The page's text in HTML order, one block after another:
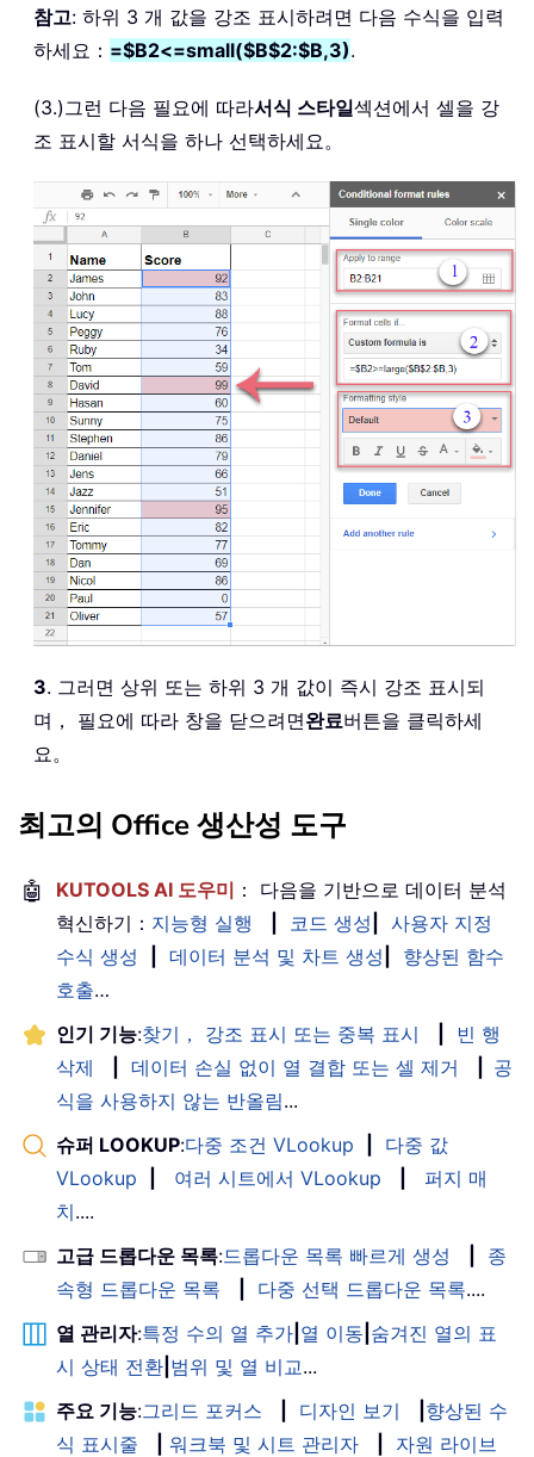
참고: 하위 3 개 값을 강조 표시하려면 다음 수식을 입력
하세요： =$B2<=small($B$2:$B,3).
(3.)그런 다음 필요에 따라서식 스타일섹션에서 셀을 강
조 표시할 서식을 하나 선택하세요。
3. 그러면 상위 또는 하위 3 개 값이 즉시 강조 표시되
며， 필요에 따라 창을 닫으려면완료버튼을 클릭하세
요。
최고의 Office 생산성 도구
🤖 KUTOOLS AI 도우미 ： 다음을 기반으로 데이터 분석
혁신하기： 지능형 실행 코드 생성
사용자 지정
수식 생성
데이터 분석 및 차트 생성
향상된 함수
호출…
인기 기능:찾기， 강조 표시 또는 중복 표시
빈 행
삭제
데이터 손실 없이 열 결합 또는 셀 제거
공
식을 사용하지 않는 반올림...
슈퍼 LOOKUP:다중 조건 VLookup
다중 값
VLookup
여러 시트에서 VLookup
퍼지 매
치....
고급 드롭다운 목록:드롭다운 목록 빠르게 생성
종
속형 드롭다운 목록
다중 선택 드롭다운 목록....
열 관리자:특정 수의 열 추가 열 이동 숨겨진 열의 표
시 상태 전환 범위 및 열 비교...
주요 기능:그리드 포커스 디자인 보기
향상된 수
식 표시줄
워크북 및 시트 관리자
자원 라이브